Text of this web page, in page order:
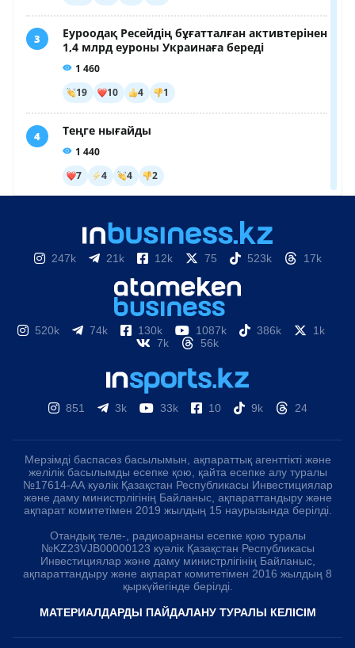
247k 21k 12k 75 523k 17k
520k 74k 130k 1087k 386k
1k
7k
56k
851 3k 33k 10 9k 24
Мерзімді баспасөз басылымын, ақпараттық агенттікті және
желілік басылымды есепке қою, қайта есепке алу туралы
№17614-АА куәлік Қазақстан Республикасы Инвестициялар
және даму министрлігінің Байланыс, ақпараттандыру және
ақпарат комитетімен 2019 жылдың 15 наурызында берілді.
Отандық теле-, радиоарнаны есепке қою туралы
№KZ23VJB00000123 куәлік Қазақстан Республикасы
Инвестициялар және даму министрлігінің Байланыс,
ақпараттандыру және ақпарат комитетімен 2016 жылдың 8
қыркүйегінде берілді.
МАТЕРИАЛДАРДЫ ПАЙДАЛАНУ ТУРАЛЫ КЕЛІСІМ